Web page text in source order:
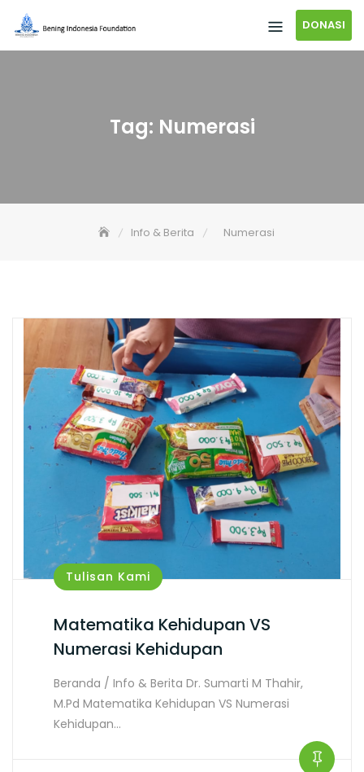
DONASI
Tag: Numerasi
Info & Berita Numerasi
Tulisan Kami
Matematika Kehidupan VS
Numerasi Kehidupan
Beranda / Info & Berita Dr. Sumarti M Thahir,
M.Pd Matematika Kehidupan VS Numerasi
Kehidupan…